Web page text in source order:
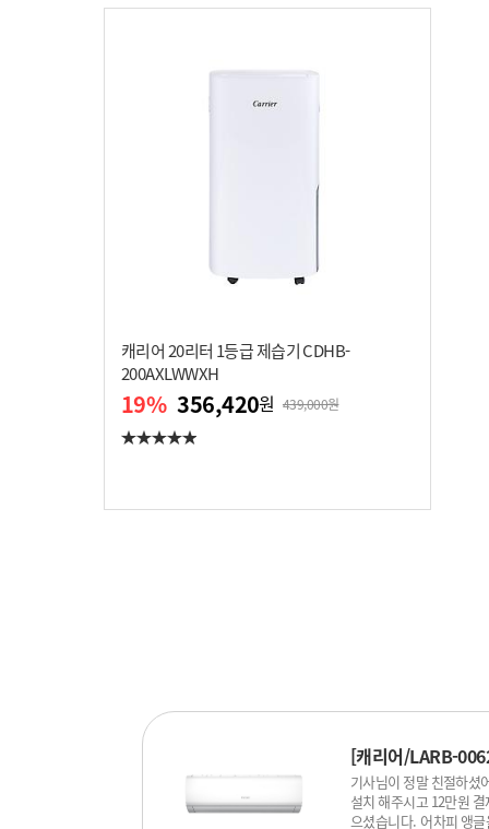
캐리어 20리터 1등급 제습기 CDHB-
200AXLWWXH
439,000원
356,420원
19%
[캐리어/LARB-
전국배송비없음/
기사님이 정말 친절하셨
설치 해주시고 12만원
으셨습니다. 어차피 앵